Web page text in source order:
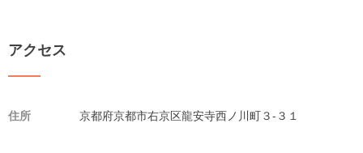
アクセス
住所 京都府京都市右京区龍安寺西ノ川町３-３１